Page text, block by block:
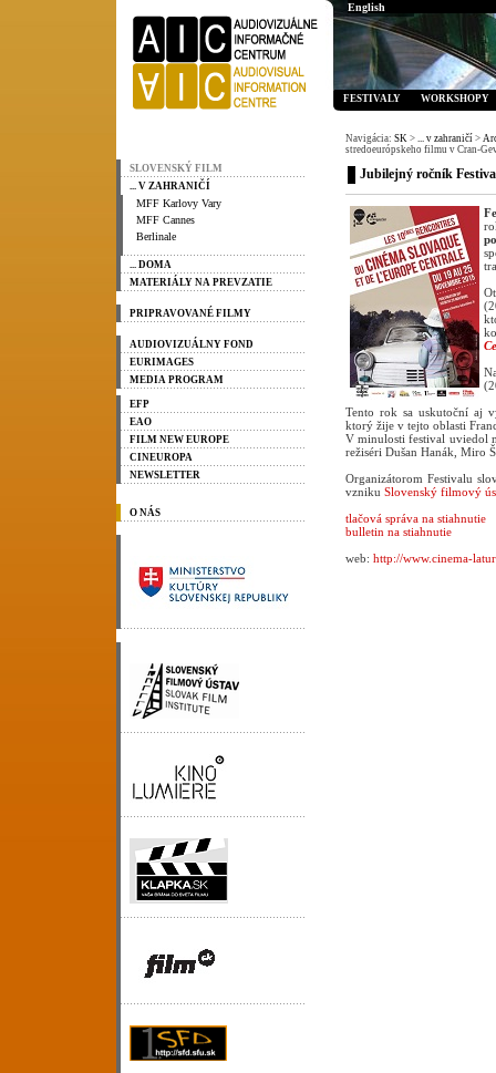
SLOVENSKÝ FILM
... V ZAHRANIČÍ
MFF Karlovy Vary
MFF Cannes
Berlinale
... DOMA
MATERIÁLY NA PREVZATIE
PRIPRAVOVANÉ FILMY
AUDIOVIZUÁLNY FOND
EURIMAGES
MEDIA PROGRAM
EFP
EAO
FILM NEW EUROPE
CINEUROPA
NEWSLETTER
O NÁS
English
FESTIVALY WORKSHOPY
Navigácia: SK > ... v zahraničí >
stredoeurópskeho filmu v Cran-
Jubilejný ročník
Tento rok sa uskutoční aj
ktorý žije v tejto oblasti
V minulosti festival uviedol
režiséri Dušan Hanák, Miro
Organizátorom Festivalu
vzniku Slovenský filmový
tlačová správa na stiahnutie
bulletin na stiahnutie
web: http://www.cinema-